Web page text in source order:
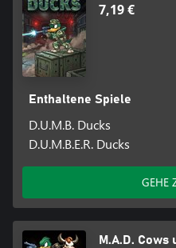
7,19 €
Enthaltene Spiele
D.U.M.B. Ducks
D.U.M.B.E.R. Ducks
GEHE
M.A.D. Cows